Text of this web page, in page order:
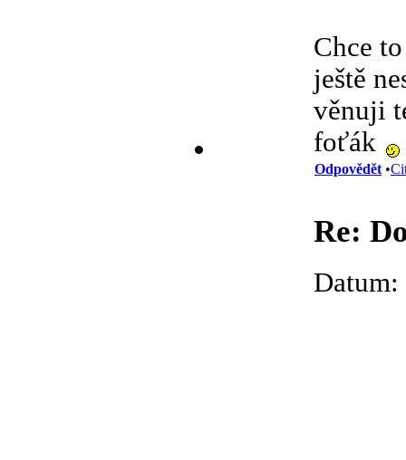
Chce
ještě
věnuji
foťák
Odpovědět •
Re: